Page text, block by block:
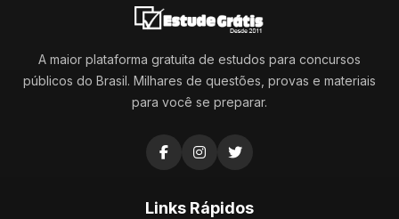
A maior plataforma gratuita de estudos para concursos
públicos do Brasil. Milhares de questões, provas e materiais
para você se preparar.
Links Rápidos